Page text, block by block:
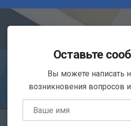
Оставьте
Вы можете написать
возникновения вопросов